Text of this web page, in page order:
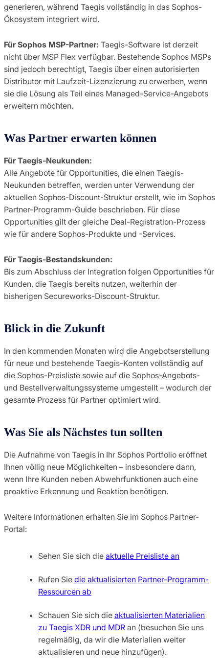
generieren, während Taegis vollständig in das Sophos-
Ökosystem integriert wird.
Für Sophos MSP-Partner: Taegis-Software ist derzeit
nicht über MSP Flex verfügbar. Bestehende Sophos MSPs
sind jedoch berechtigt, Taegis über einen autorisierten
Distributor mit Laufzeit-Lizenzierung zu erwerben, wenn
sie die Lösung als Teil eines Managed-Service-Angebots
erweitern möchten.
Was Partner erwarten können
Für Taegis-Neukunden:
Alle Angebote für Opportunities, die einen Taegis-
Neukunden betreffen, werden unter Verwendung der
aktuellen Sophos-Discount-Struktur erstellt, wie im Sophos
Partner-Programm-Guide beschrieben. Für diese
Opportunities gilt der gleiche Deal-Registration-Prozess
wie für andere Sophos-Produkte und -Services.
Für Taegis-Bestandskunden:
Bis zum Abschluss der Integration folgen Opportunities für
Kunden, die Taegis bereits nutzen, weiterhin der
bisherigen Secureworks-Discount-Struktur.
Blick in die Zukunft
In den kommenden Monaten wird die Angebotserstellung
für neue und bestehende Taegis-Konten vollständig auf
die Sophos-Preisliste sowie auf die Sophos-Angebots-
und Bestellverwaltungssysteme umgestellt – wodurch der
gesamte Prozess für Partner optimiert wird.
Was Sie als Nächstes tun sollten
Die Aufnahme von Taegis in Ihr Sophos Portfolio eröffnet
Ihnen völlig neue Möglichkeiten – insbesondere dann,
wenn Ihre Kunden neben Abwehrfunktionen auch eine
proaktive Erkennung und Reaktion benötigen.
Weitere Informationen erhalten Sie im Sophos Partner-
Portal:
Sehen Sie sich die aktuelle Preisliste an
Rufen Sie die aktualisierten Partner-Programm-
Ressourcen ab
Schauen Sie sich die aktualisierten Materialien
zu Taegis XDR und MDR an (besuchen Sie uns
regelmäßig, da wir die Materialien weiter
aktualisieren und neue hinzufügen).